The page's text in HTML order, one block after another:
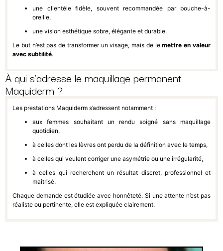
une clientèle fidèle, souvent recommandée par bouche-à-
oreille,
une vision esthétique sobre, élégante et durable.
Le but n’est pas de transformer un visage, mais de lemettre en valeur
avec subtilité.
À qui s’adresse le maquillage permanent
Maquiderm ?
Les prestations Maquiderm s’adressent notamment :
aux femmes souhaitant un rendu soigné sans maquillage
quotidien,
à celles dont les lèvres ont perdu de la définition avec le temps,
à celles qui veulent corriger une asymétrie ou une irrégularité,
à celles qui recherchent un résultat discret, professionnel et
maîtrisé.
Chaque demande est étudiée avec honnêteté. Si une attente n’est pas
réaliste ou pertinente, elle est expliquée clairement.